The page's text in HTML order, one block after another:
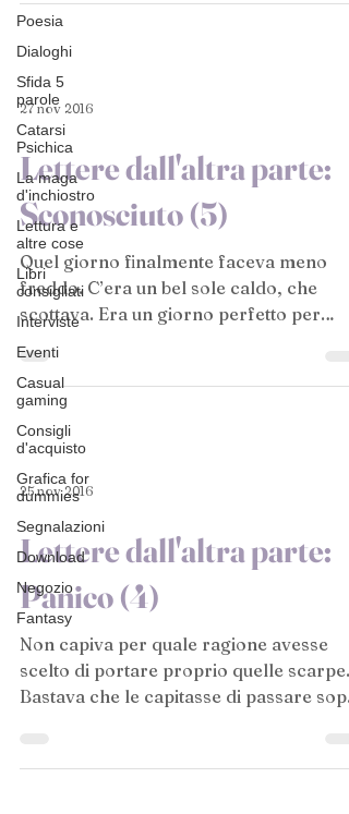
Poesia
Dialoghi
Sfida 5
parole
Catarsi
Psichica
La maga
d'inchiostro
Lettura e
altre cose
Libri
consigliati
Interviste
Eventi
Casual
gaming
Consigli
d'acquisto
Grafica for
dummies
Segnalazioni
Download
Negozio
Fantasy
27 nov 2016
Lettere dall'altra parte:
Sconosciuto (5)
Quel giorno finalmente faceva meno
freddo. C’era un bel sole caldo, che
scottava. Era un giorno perfetto per
25 nov 2016
Lettere dall'altra parte:
Panico (4)
Non capiva per quale ragione avesse
scelto di portare proprio quelle scarpe.
Bastava che le capitasse di passare